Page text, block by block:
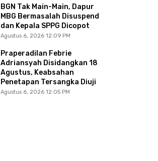
BGN Tak Main-Main, Dapur
MBG Bermasalah Disuspend
dan Kepala SPPG Dicopot
Agustus 6, 2026 12:09 PM
Praperadilan Febrie
Adriansyah Disidangkan 18
Agustus, Keabsahan
Penetapan Tersangka Diuji
Agustus 6, 2026 12:05 PM